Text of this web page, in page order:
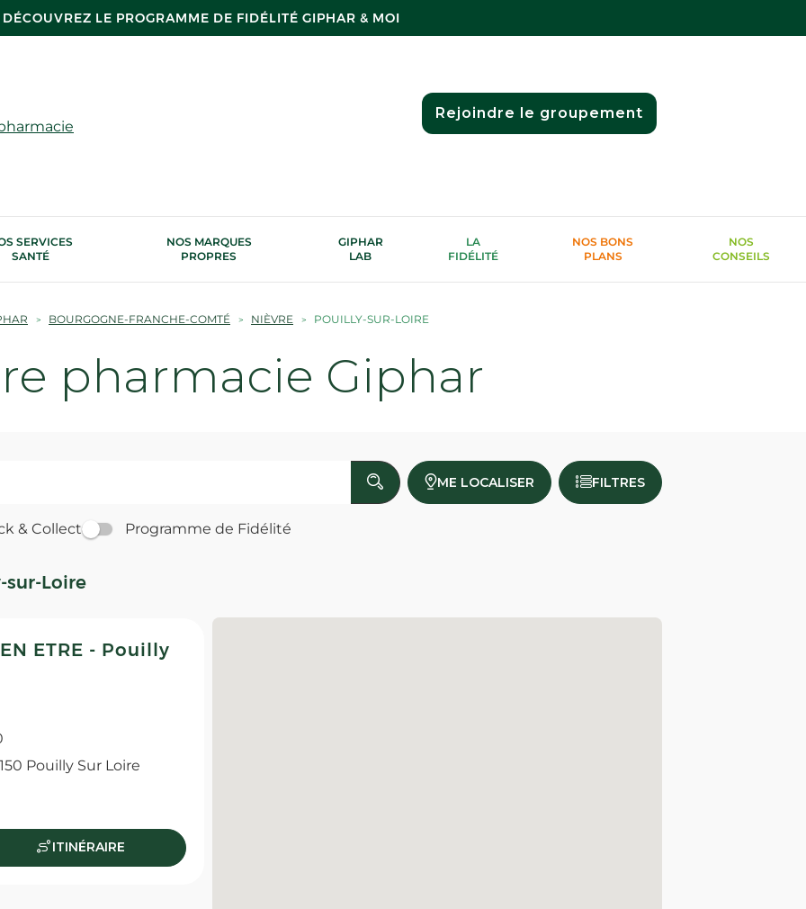
DÉCOUVREZ LE PROGRAMME DE FIDÉLITÉ GIPHAR & MOI
Rejoindre le groupement
SERVICES
SANTÉ
NOS MARQUES
PROPRES
GIPHAR
LAB
LA
FIDÉLITÉ
NOS BONS
PLANS
NOS
CONSEILS
BOURGOGNE-FRANCHE-COMTÉ NIÈVRE POUILLY-SUR-LOIRE
pharmacie Giphar
ME LOCALISER FILTRES
& Collect Programme de Fidélité
sur-Loire
ETRE - Pouilly
Pouilly Sur Loire
ITINÉRAIRE